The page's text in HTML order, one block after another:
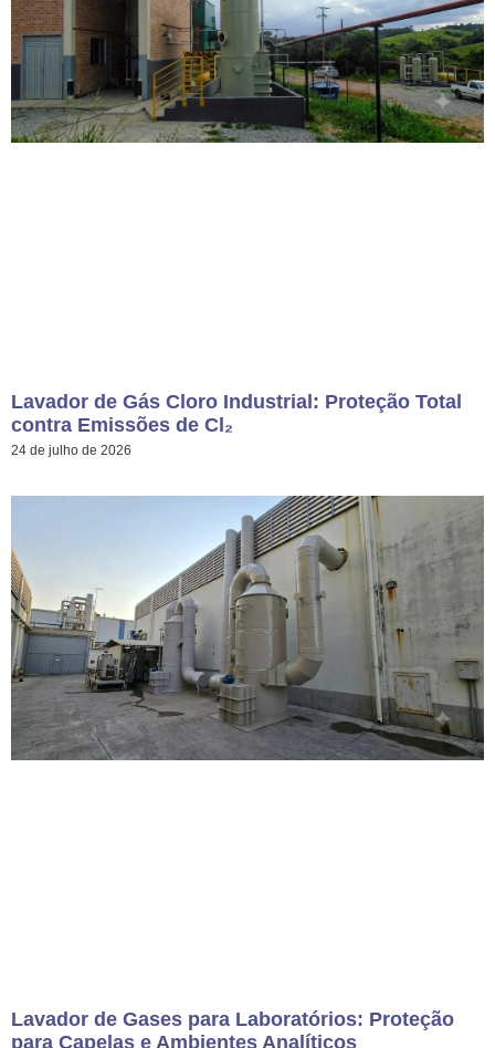
Lavador de Gás Cloro Industrial: Proteção Total
contra Emissões de Cl₂
24 de julho de 2026
Lavador de Gases para Laboratórios: Proteção
para Capelas e Ambientes Analíticos